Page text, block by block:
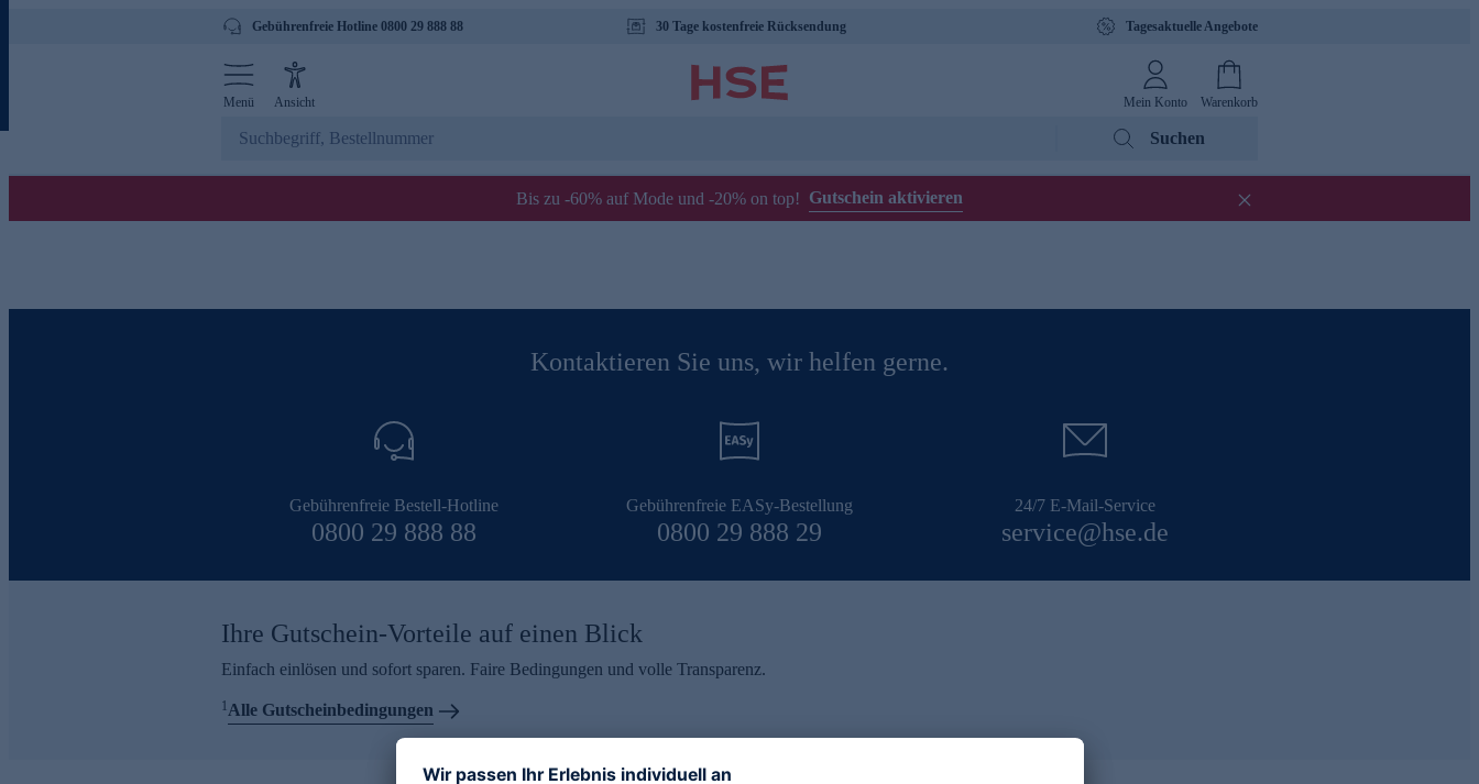
Gebührenfreie Hotline 0800 29 888 88 30 Tage kostenfreie Rücksendung Tagesaktuelle Angebote
Menü Ansicht Mein Konto Warenkorb
Suchen
Bis zu -60% auf Mode und -20% on top! Gutschein aktivieren
Kontaktieren Sie uns, wir helfen gerne.
Gebührenfreie Bestell-Hotline
0800 29 888 88
Gebührenfreie EASy-Bestellung
0800 29 888 29
24/7 E-Mail-Service
service@hse.de
Ihre Gutschein-Vorteile auf einen Blick
Einfach einlösen und sofort sparen. Faire Bedingungen und volle Transparenz.
1Alle Gutscheinbedingungen